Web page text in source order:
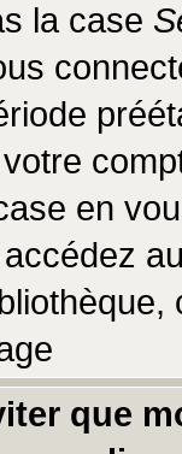
la case
en
que